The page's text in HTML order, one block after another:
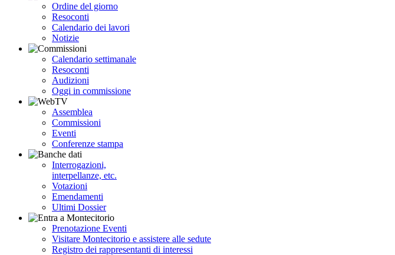
Ordine del giorno
Resoconti
Calendario dei lavori
Notizie
Calendario settimanale
Resoconti
Audizioni
Oggi in commissione
Assemblea
Commissioni
Eventi
Conferenze stampa
Interrogazioni,
interpellanze, etc.
Votazioni
Emendamenti
Ultimi Dossier
Prenotazione Eventi
Visitare Montecitorio e assistere alle sedute
Registro dei rappresentanti di interessi